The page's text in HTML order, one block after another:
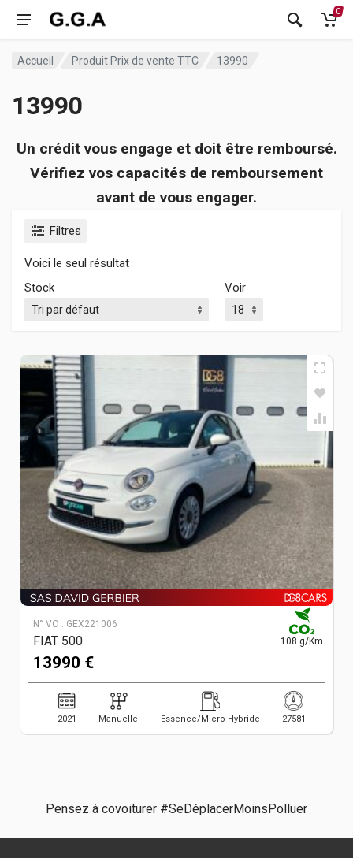
0
Accueil Produit Prix de vente TTC 13990
13990
Un crédit vous engage et doit être remboursé.
Vérifiez vos capacités de remboursement
avant de vous engager.
Filtres
Voici le seul résultat
Stock
Voir
N° VO : GEX221006
FIAT 500 108 g/Km
13990 €
2021 Manuelle Essence/Micro-Hybride 27581
Pensez à covoiturer #SeDéplacerMoinsPolluer